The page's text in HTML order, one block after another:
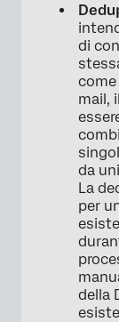
di
come
mail,
da
La
per
della